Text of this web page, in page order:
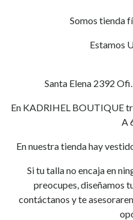
Somos tienda
Estamos
Santa Elena 2392
En KADRIHEL BOUTIQUE
A
En nuestra tienda hay
Si tu talla no encaja en
preocupes, diseñamos
contáctanos y te